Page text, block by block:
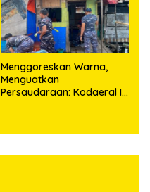
‎Menggoreskan Warna,
Menguatkan
Persaudaraan: Kodaeral I